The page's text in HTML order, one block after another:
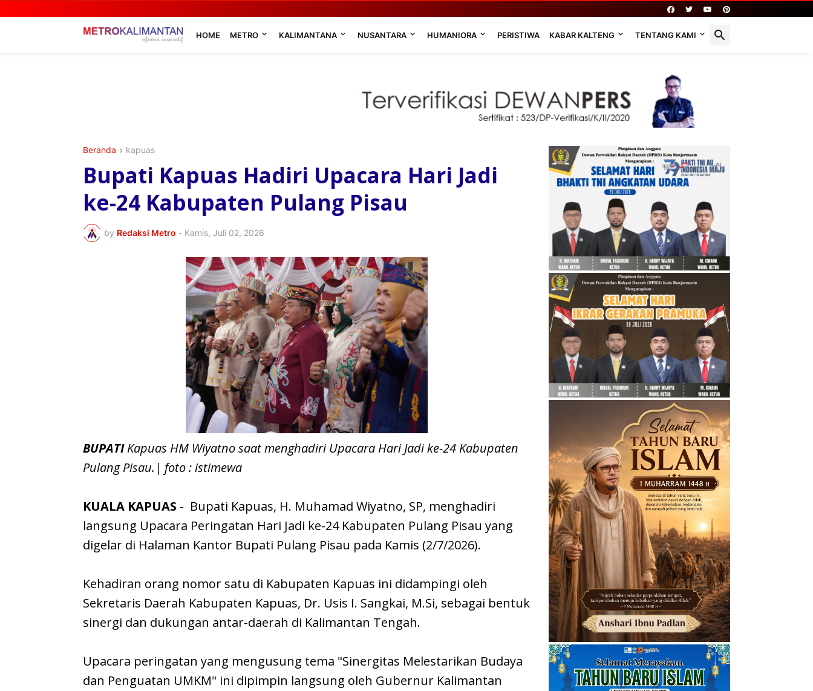
HOME METRO KALIMANTANA NUSANTARA HUMANIORA PERISTIWA KABAR KALTENG TENTANG KAMI
Beranda kapuas
Bupati Kapuas Hadiri Upacara Hari Jadi
ke-24 Kabupaten Pulang Pisau
by Redaksi Metro - Kamis, Juli 02, 2026
BUPATIKapuas HM Wiyatno saat menghadiri Upacara Hari Jadi ke-24 Kabupaten
Pulang Pisau.| foto : istimewa
​KUALA KAPUAS - Bupati Kapuas, H. Muhamad Wiyatno, SP, menghadiri
langsung Upacara Peringatan Hari Jadi ke-24 Kabupaten Pulang Pisau yang
digelar di Halaman Kantor Bupati Pulang Pisau pada Kamis (2/7/2026).
Kehadiran orang nomor satu di Kabupaten Kapuas ini didampingi oleh
Sekretaris Daerah Kabupaten Kapuas, Dr. Usis I. Sangkai, M.Si, sebagai bentuk
sinergi dan dukungan antar-daerah di Kalimantan Tengah.
​Upacara peringatan yang mengusung tema "Sinergitas Melestarikan Budaya
dan Penguatan UMKM" ini dipimpin langsung oleh Gubernur Kalimantan